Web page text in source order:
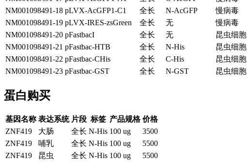
NM001098491-18 pLVX-AcGFP1-C1 全长 N-AcGFP 慢病毒
NM001098491-19 pLVX-IRES-zsGreen 全长 无 慢病毒
NM001098491-20 pFastbacI 全长 无 昆虫细胞
NM001098491-21 pFastbac-HTB 全长 N-His 昆虫细胞
NM001098491-22 pFastbac-CHis 全长 C-His 昆虫细胞
NM001098491-23 pFastbac-GST 全长 N-GST 昆虫细胞
蛋白购买
基因名称 表达系统 片段 标签 产品规格 价格
ZNF419
大肠 全长 N-His 100 ug
3500
ZNF419
哺乳 全长 N-His 100 ug
5500
ZNF419
昆虫 全长 N-His 100 ug 5500